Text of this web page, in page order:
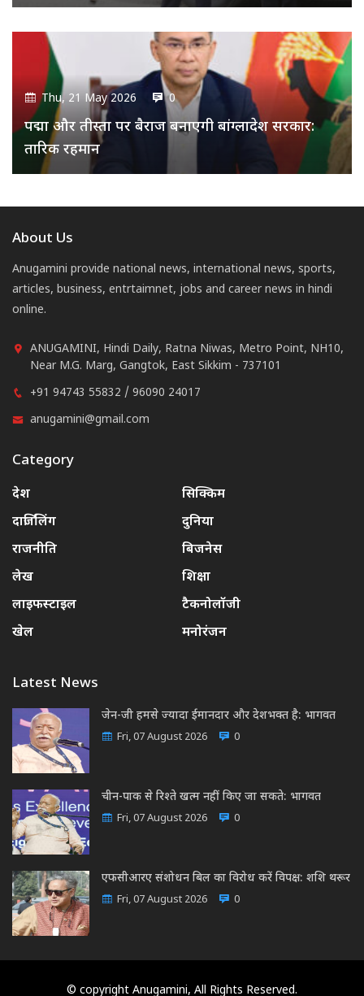
Thu, 21 May 2026 0
पद्मा और तीस्ता पर बैराज बनाएगी बांग्लादेश सरकार:
तारिक रहमान
About Us
Anugamini provide national news, international news, sports,
articles, business, entrtaimnet, jobs and career news in hindi
online.
ANUGAMINI, Hindi Daily, Ratna Niwas, Metro Point, NH10,
Near M.G. Marg, Gangtok, East Sikkim - 737101
+91 94743 55832 / 96090 24017
anugamini@gmail.com
Category
देश
सिक्किम
दार्जिलिंग
दुनिया
राजनीति
बिजनेस
लेख
शिक्षा
लाइफस्टाइल
टैकनोलॉजी
खेल
मनोरंजन
Latest News
जेन-जी हमसे ज्यादा ईमानदार और देशभक्त है: भागवत
Fri, 07 August 2026 0
चीन-पाक से रिश्ते खत्म नहीं किए जा सकते: भागवत
Fri, 07 August 2026 0
एफसीआरए संशोधन बिल का विरोध करें विपक्ष: शशि थरूर
Fri, 07 August 2026 0
© copyright Anugamini, All Rights Reserved.